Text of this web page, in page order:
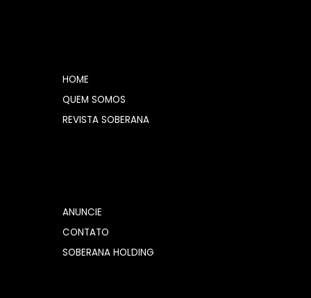
HOME
QUEM SOMOS
REVISTA SOBERANA
ANUNCIE
CONTATO
SOBERANA HOLDING